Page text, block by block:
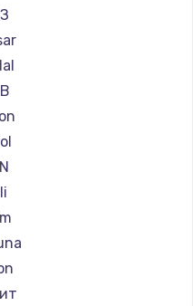
Carl Zeiss
Zeiss
Global Vision
Pilad
Arkon
ANYSMART
FLIR
Venox
Holosun
MAKdot
Hikmicro
IWT